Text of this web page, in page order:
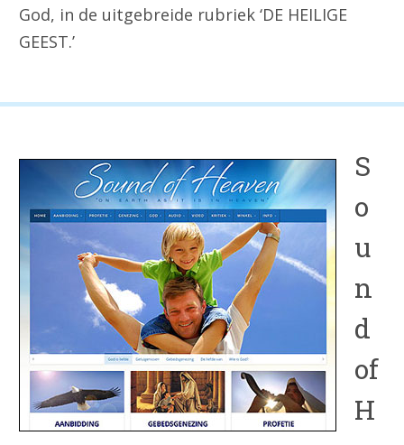
God, in de uitgebreide rubriek ‘DE HEILIGE
GEEST.’
S
o
u
n
d
of
H